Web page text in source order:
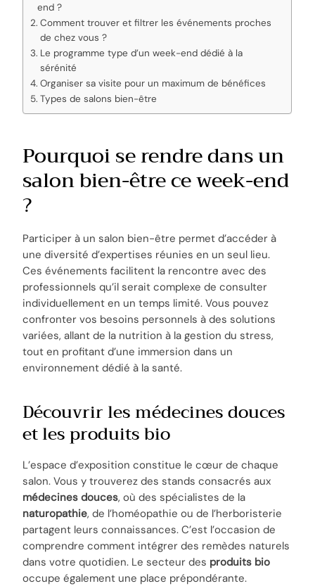
end ?
Comment trouver et filtrer les événements proches
de chez vous ?
Le programme type d’un week-end dédié à la
sérénité
Organiser sa visite pour un maximum de bénéfices
Types de salons bien-être
Pourquoi se rendre dans un
salon bien-être ce week-end
?
Participer à un salon bien-être permet d’accéder à
une diversité d’expertises réunies en un seul lieu.
Ces événements facilitent la rencontre avec des
professionnels qu’il serait complexe de consulter
individuellement en un temps limité. Vous pouvez
confronter vos besoins personnels à des solutions
variées, allant de la nutrition à la gestion du stress,
tout en profitant d’une immersion dans un
environnement dédié à la santé.
Découvrir les médecines douces
et les produits bio
L’espace d’exposition constitue le cœur de chaque
salon. Vous y trouverez des stands consacrés aux
médecines douces, où des spécialistes de la
naturopathie, de l’homéopathie ou de l’herboristerie
partagent leurs connaissances. C’est l’occasion de
comprendre comment intégrer des remèdes naturels
dans votre quotidien. Le secteur des produits bio
occupe également une place prépondérante.